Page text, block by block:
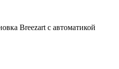
Breezart с автоматикой